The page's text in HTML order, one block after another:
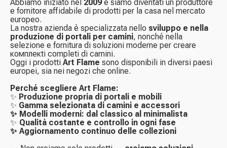
Abbiamo iniziato nel 2009e siamo diventati un produttore
e fornitore affidabile di prodotti per la casa nel mercato
europeo.
La nostra azienda è specializzata nello sviluppo e nella
produzione di portali per camini, nonché nella
selezione e fornitura di soluzioni moderne per creare
комплекti completi di camini.
Oggi i prodotti Art Flame sono disponibili in diversi paesi
europei, sia nei negozi che online.
Perché scegliere Art Flame:
✨ Produzione propria di portali e mobili
✨ Gamma selezionata di camini e accessori
✨ Modelli moderni: dal classico al minimalista
✨ Qualità costante e controllo in ogni fase
✨ Aggiornamento continuo delle collezioni